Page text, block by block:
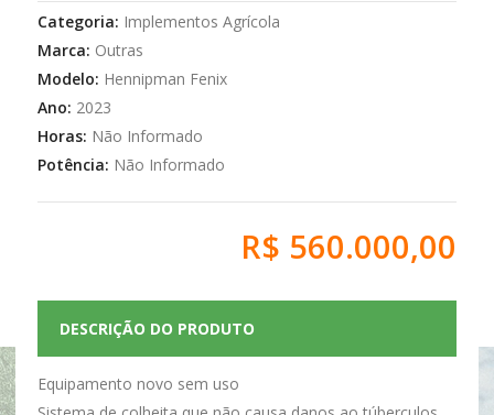
Categoria: Implementos Agrícola
Marca: Outras
Modelo: Hennipman Fenix
Ano: 2023
Horas: Não Informado
Potência: Não Informado
R$ 560.000,00
DESCRIÇÃO DO PRODUTO
Equipamento novo sem uso